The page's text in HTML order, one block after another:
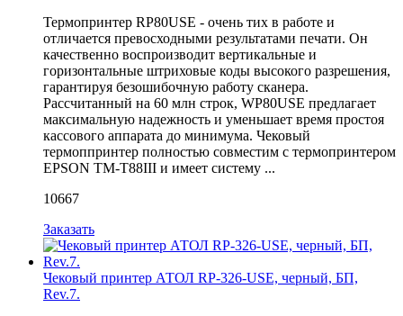
Термопринтер RP80USE - очень тих в работе и
отличается превосходными результатами печати. Он
качественно воспроизводит вертикальные и
горизонтальные штриховые коды высокого разрешения,
гарантируя безошибочную работу сканера.
Рассчитанный на 60 млн строк, WP80USE предлагает
максимальную надежность и уменьшает время простоя
кассового аппарата до минимума. Чековый
термоппринтер полностью совместим с термопринтером
EPSON TM-T88III и имеет систему ...
10667
Заказать
Чековый принтер АТОЛ RP-326-USE, черный, БП,
Rev.7.